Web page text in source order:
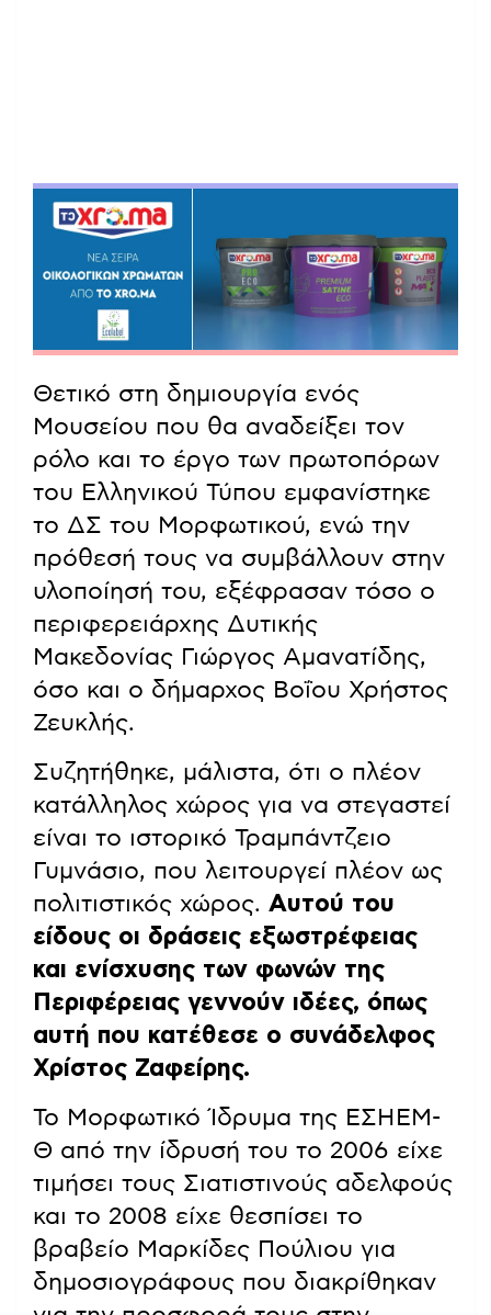
Θετικό στη δημιουργία ενός
Μουσείου που θα αναδείξει τον
ρόλο και το έργο των πρωτοπόρων
του Ελληνικού Τύπου εμφανίστηκε
το ΔΣ του Μορφωτικού, ενώ την
πρόθεσή τους να συμβάλλουν στην
υλοποίησή του, εξέφρασαν τόσο ο
περιφερειάρχης Δυτικής
Μακεδονίας Γιώργος Αμανατίδης,
όσο και ο δήμαρχος Βοΐου Χρήστος
Ζευκλής.
Συζητήθηκε, μάλιστα, ότι ο πλέον
κατάλληλος χώρος για να στεγαστεί
είναι το ιστορικό Τραμπάντζειο
Γυμνάσιο, που λειτουργεί πλέον ως
πολιτιστικός χώρος. Αυτού του
είδους οι δράσεις εξωστρέφειας
και ενίσχυσης των φωνών της
Περιφέρειας γεννούν ιδέες, όπως
αυτή που κατέθεσε ο συνάδελφος
Χρίστος Ζαφείρης.
Το Μορφωτικό Ίδρυμα της ΕΣΗΕΜ-
Θ από την ίδρυσή του το 2006 είχε
τιμήσει τους Σιατιστινούς αδελφούς
και το 2008 είχε θεσπίσει το
βραβείο Μαρκίδες Πούλιου για
δημοσιογράφους που διακρίθηκαν